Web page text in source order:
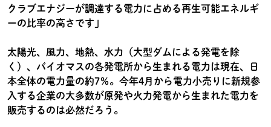
クラブエナジーが調達する電力に占める再生可能エネルギ
ーの比率の高さです」
太陽光、風力、地熱、水力（大型ダムによる発電を除
く）、バイオマスの各発電所から生まれる電力は現在、日
本全体の電力量の約7％。今年4月から電力小売りに新規参
入する企業の大多数が原発や火力発電から生まれた電力を
販売するのは必然だろう。